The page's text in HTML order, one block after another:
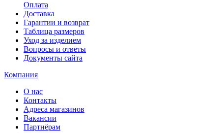
Оплата
Доставка
Гарантии и возврат
Таблица размеров
Уход за изделием
Вопросы и ответы
Документы сайта
Компания
О нас
Контакты
Адреса магазинов
Вакансии
Партнёрам